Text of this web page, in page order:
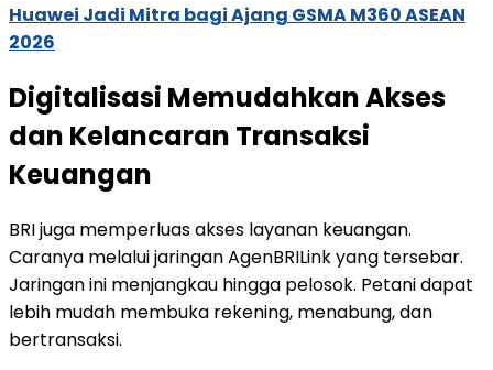
Huawei Jadi Mitra bagi Ajang GSMA M360 ASEAN
2026
Digitalisasi Memudahkan Akses
dan Kelancaran Transaksi
Keuangan
BRI juga memperluas akses layanan keuangan.
Caranya melalui jaringan AgenBRILink yang tersebar.
Jaringan ini menjangkau hingga pelosok. Petani dapat
lebih mudah membuka rekening, menabung, dan
bertransaksi.